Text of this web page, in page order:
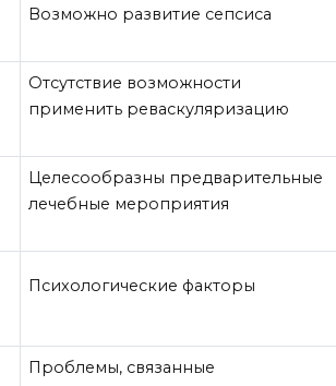
Возможно развитие сепсиса
Отсутствие возможности
применить реваскуляризацию
Целесообразны предварительные
лечебные мероприятия
Психологические факторы
Проблемы, связанные